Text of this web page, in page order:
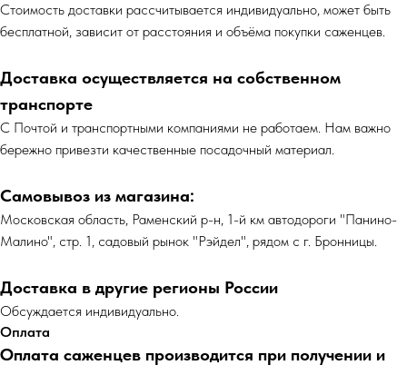
Cтоимость доставки рассчитывается индивидуально, может быть
бесплатной, зависит от расстояния и объёма покупки саженцев.
Доставка осуществляется на собственном
транспорте
С Почтой и транспортными компаниями не работаем. Нам важно
бережно привезти качественные посадочный материал.
Самовывоз из магазина:
Московская область, Раменский р-н, 1-й км автодороги "Панино-
Малино", стр. 1, садовый рынок "Рэйдел", рядом с г. Бронницы.
Доставка в другие регионы России
Обсуждается индивидуально.
Оплата
Оплата саженцев производится при получении и